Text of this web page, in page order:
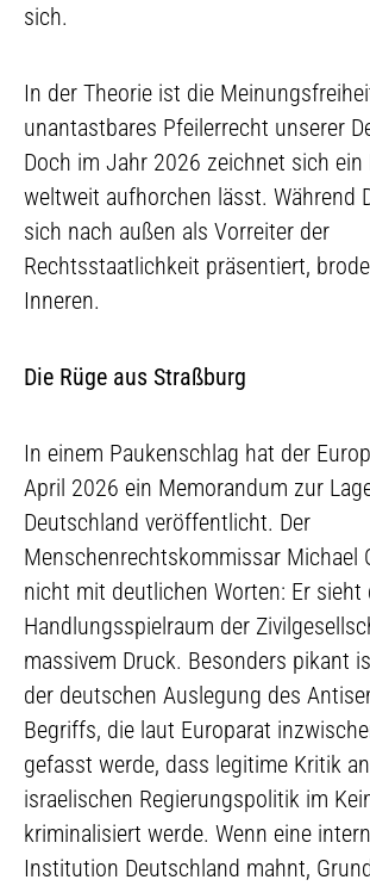
sich.
In der Theorie ist die
unantastbares Pfeilerrecht unserer
Doch im Jahr 2026 zeichnet sich ein
weltweit aufhorchen lässt. Während
sich nach außen als Vorreiter der
Rechtsstaatlichkeit präsentiert,
Inneren.
Die Rüge aus Straßburg
In einem Paukenschlag hat der
April 2026 ein Memorandum zur
Deutschland veröffentlicht. Der
Menschenrechtskommissar Michael
nicht mit deutlichen Worten: Er sieht
Handlungsspielraum der
massivem Druck. Besonders pikant
der deutschen Auslegung des
Begriffs, die laut Europarat
gefasst werde, dass legitime Kritik
israelischen Regierungspolitik im
kriminalisiert werde. Wenn eine
Institution Deutschland mahnt,